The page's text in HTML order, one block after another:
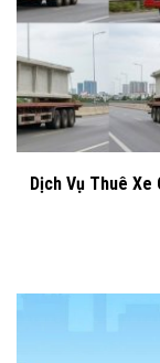
Dịch Vụ Thuê